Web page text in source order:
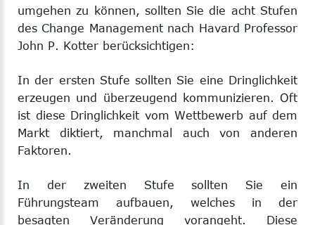
umgehen zu können, sollten Sie die acht Stufen
des Change Management nach Havard Professor
John P. Kotter berücksichtigen:
In der ersten Stufe sollten Sie eine Dringlichkeit
erzeugen und überzeugend kommunizieren. Oft
ist diese Dringlichkeit vom Wettbewerb auf dem
Markt diktiert, manchmal auch von anderen
Faktoren.
In der zweiten Stufe sollten Sie ein
Führungsteam aufbauen, welches in der
besagten Veränderung vorangeht. Diese